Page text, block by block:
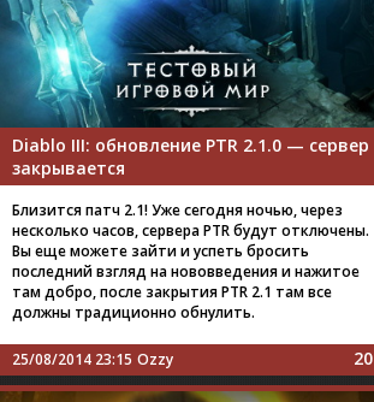
Diablo III: обновление PTR 2.1.0 — сервер
закрывается
Близится патч 2.1! Уже сегодня ночью, через
несколько часов, сервера PTR будут отключены.
Вы еще можете зайти и успеть бросить
последний взгляд на нововведения и нажитое
там добро, после закрытия PTR 2.1 там все
должны традиционно обнулить.
25/08/2014 23:15 Ozzy 20